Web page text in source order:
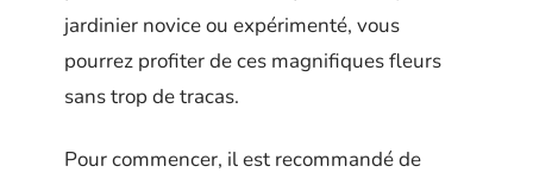
jardinier novice ou expérimenté, vous
pourrez profiter de ces magnifiques fleurs
sans trop de tracas.
Pour commencer, il est recommandé de